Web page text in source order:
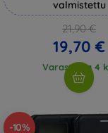
valmistettu
21,90 €
19,70 €
Varastossa 4
-10%